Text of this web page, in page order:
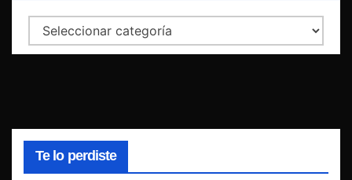
Categorías
Te lo perdiste